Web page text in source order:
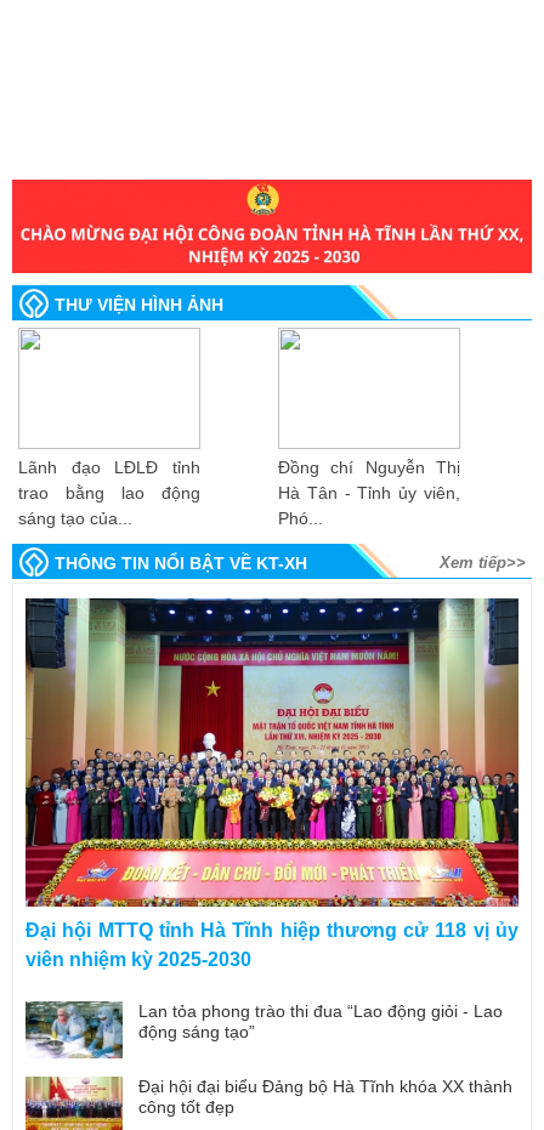
THƯ VIỆN HÌNH ẢNH
Lãnh đạo LĐLĐ tỉnh
trao bằng lao động
sáng tạo của...
Đồng chí Nguyễn Thị
Hà Tân - Tỉnh ủy viên,
Phó...
THÔNG TIN NỔI BẬT VỀ KT-XH Xem tiếp>>
Đại hội MTTQ tỉnh Hà Tĩnh hiệp thương cử 118 vị ủy
viên nhiệm kỳ 2025-2030
Lan tỏa phong trào thi đua “Lao động giỏi - Lao
động sáng tạo”
Đại hội đại biểu Đảng bộ Hà Tĩnh khóa XX thành
công tốt đẹp